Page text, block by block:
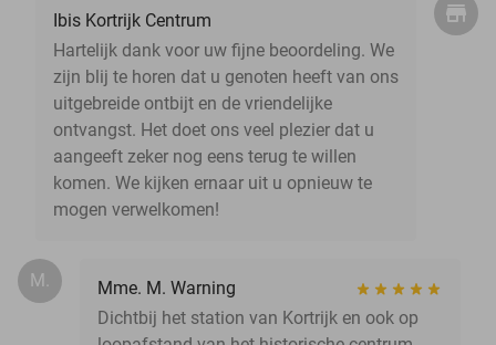
Ibis Kortrijk Centrum
Hartelijk dank voor uw fijne beoordeling. We
zijn blij te horen dat u genoten heeft van ons
uitgebreide ontbijt en de vriendelijke
ontvangst. Het doet ons veel plezier dat u
aangeeft zeker nog eens terug te willen
komen. We kijken ernaar uit u opnieuw te
mogen verwelkomen!
M.
Mme. M. Warning
Dichtbij het station van Kortrijk en ook op